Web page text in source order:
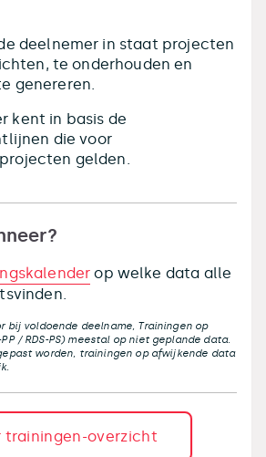
deelnemer in staat projecten
te onderhouden en
genereren.
kent in basis de
die voor
gelden.
op welke data alle
bij voldoende deelname, Trainingen op
/ RDS-PS) meestal op niet geplande data.
worden, trainingen op afwijkende data
trainingen-overzicht